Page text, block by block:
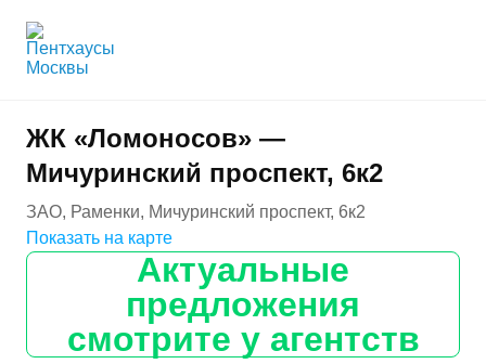
ЖК «Ломоносов» —
Мичуринский проспект, 6к2
ЗАО, Раменки, Мичуринский проспект, 6к2
Показать на карте
Актуальные
предложения
смотрите у агентств